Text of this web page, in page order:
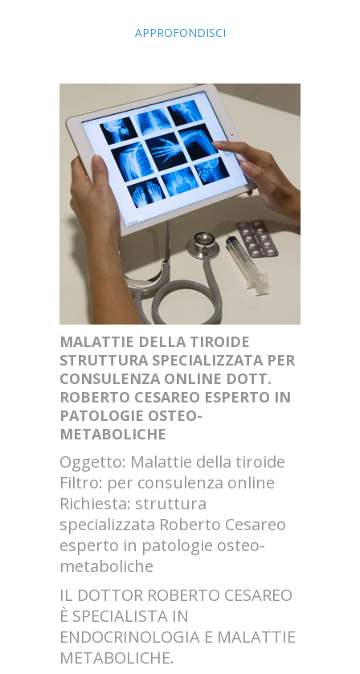
APPROFONDISCI
MALATTIE DELLA TIROIDE
STRUTTURA SPECIALIZZATA PER
CONSULENZA ONLINE DOTT.
ROBERTO CESAREO ESPERTO IN
PATOLOGIE OSTEO-
METABOLICHE
Oggetto: Malattie della tiroide
Filtro: per consulenza online
Richiesta: struttura
specializzata Roberto Cesareo
esperto in patologie osteo-
metaboliche
IL DOTTOR ROBERTO CESAREO
È SPECIALISTA IN
ENDOCRINOLOGIA E MALATTIE
METABOLICHE.